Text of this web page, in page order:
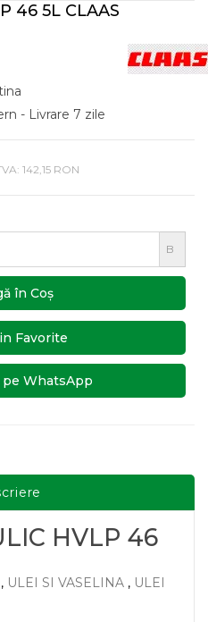
46 5L CLAAS
- Livrare 7 zile
142,15 RON
B
în Coş
Favorite
WhatsApp
HVLP 46
, ULEI SI VASELINA , ULEI